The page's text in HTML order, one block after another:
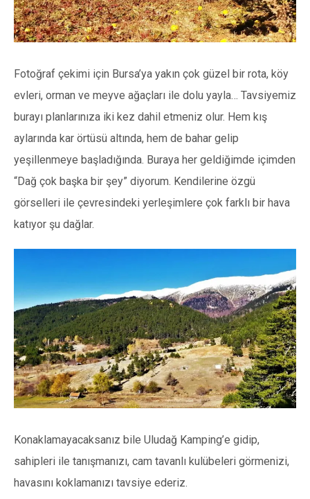
Fotoğraf çekimi için Bursa’ya yakın çok güzel bir rota, köy
evleri, orman ve meyve ağaçları ile dolu yayla… Tavsiyemiz
burayı planlarınıza iki kez dahil etmeniz olur. Hem kış
aylarında kar örtüsü altında, hem de bahar gelip
yeşillenmeye başladığında. Buraya her geldiğimde içimden
“Dağ çok başka bir şey” diyorum. Kendilerine özgü
görselleri ile çevresindeki yerleşimlere çok farklı bir hava
katıyor şu dağlar.
Konaklamayacaksanız bile Uludağ Kamping’e gidip,
sahipleri ile tanışmanızı, cam tavanlı kulübeleri görmenizi,
havasını koklamanızı tavsiye ederiz.